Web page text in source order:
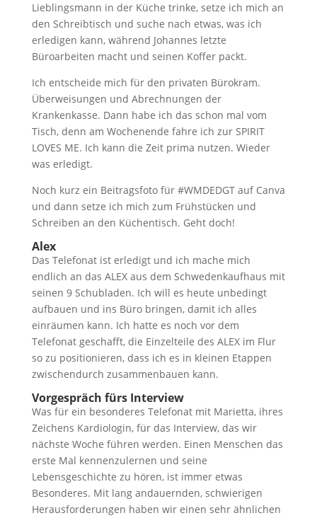
Lieblingsmann in der Küche trinke, setze ich mich an
den Schreibtisch und suche nach etwas, was ich
erledigen kann, während Johannes letzte
Büroarbeiten macht und seinen Koffer packt.
Ich entscheide mich für den privaten Bürokram.
Überweisungen und Abrechnungen der
Krankenkasse. Dann habe ich das schon mal vom
Tisch, denn am Wochenende fahre ich zur SPIRIT
LOVES ME. Ich kann die Zeit prima nutzen. Wieder
was erledigt.
Noch kurz ein Beitragsfoto für #WMDEDGT auf Canva
und dann setze ich mich zum Frühstücken und
Schreiben an den Küchentisch. Geht doch!
Alex
Das Telefonat ist erledigt und ich mache mich
endlich an das ALEX aus dem Schwedenkaufhaus mit
seinen 9 Schubladen. Ich will es heute unbedingt
aufbauen und ins Büro bringen, damit ich alles
einräumen kann. Ich hatte es noch vor dem
Telefonat geschafft, die Einzelteile des ALEX im Flur
so zu positionieren, dass ich es in kleinen Etappen
zwischendurch zusammenbauen kann.
Vorgespräch fürs Interview
Was für ein besonderes Telefonat mit Marietta, ihres
Zeichens Kardiologin, für das Interview, das wir
nächste Woche führen werden. Einen Menschen das
erste Mal kennenzulernen und seine
Lebensgeschichte zu hören, ist immer etwas
Besonderes. Mit lang andauernden, schwierigen
Herausforderungen haben wir einen sehr ähnlichen